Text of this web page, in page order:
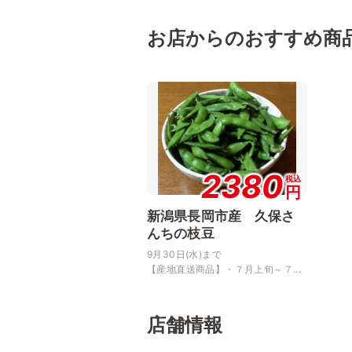
お店からのおすすめ商
2380税込
円
新潟県長岡市産 久保さ
んちの枝豆
9月30日(水)まで
【産地直送商品】・７月上旬～７...
店舗情報